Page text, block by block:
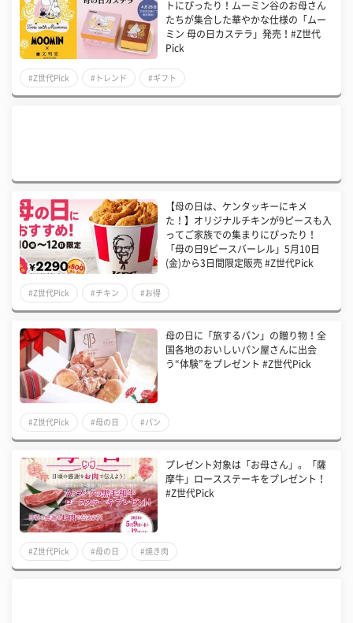
トにぴったり！ムーミン谷のお母さん
たちが集合した華やかな仕様の「ムー
ミン 母の日カステラ」発売！#Z世代
Pick
#Z世代Pick #トレンド #ギフト
【母の日は、ケンタッキーにキメ
た！】オリジナルチキンが9ピースも入
ってご家族での集まりにぴったり！
「母の日9ピースバーレル」5月10日
(金)から3日間限定販売 #Z世代Pick
#Z世代Pick #チキン #お得
母の日に「旅するパン」の贈り物！全
国各地のおいしいパン屋さんに出会
う“体験”をプレゼント #Z世代Pick
#Z世代Pick #母の日 #パン
プレゼント対象は「お母さん」。「薩
摩牛」ロースステーキをプレゼント！
#Z世代Pick
#Z世代Pick #母の日 #焼き肉